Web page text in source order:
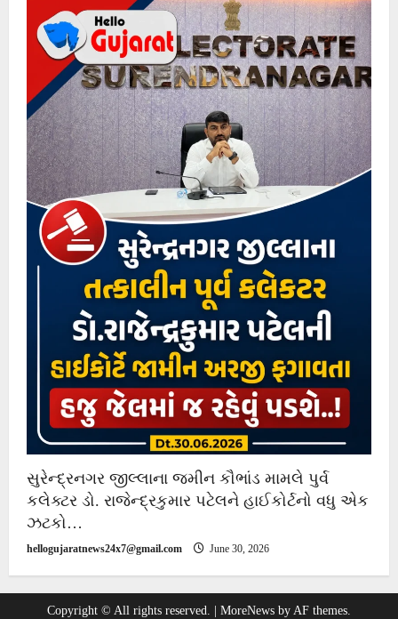
સુરેન્દ્રનગર જીલ્લાના જમીન કૌભાંડ મામલે પુર્વ
કલેક્ટર ડો. રાજેન્દ્રકુમાર પટેલને હાઈકોર્ટનો વધુ એક
ઝટકો…
hellogujaratnews24x7@gmail.com June 30, 2026
Copyright © All rights reserved. MoreNews by AF themes.